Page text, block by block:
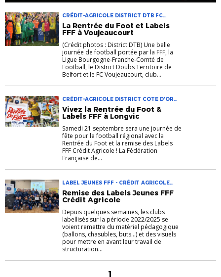
CRÉDIT-AGRICOLE DISTRICT DTB FC
VOUJEAUCOURT FFF LABELS JEUNES FFF
LIGUE BFC RENTRÉE DU FOOT
La Rentrée du Foot et Labels
FFF à Voujeaucourt
(Crédit photos : District DTB) Une belle
journée de football portée par la FFF, la
Ligue Bourgogne-Franche-Comté de
Football, le District Doubs Territoire de
Belfort et le FC Voujeaucourt, club...
CRÉDIT-AGRICOLE DISTRICT COTE D'OR
FFF LABELS JEUNES FFF LIGUE BFC
RENTRÉE DU FOOT
Vivez la Rentrée du Foot &
Labels FFF à Longvic
Samedi 21 septembre sera une journée de
fête pour le football régional avec la
Rentrée du Foot et la remise des Labels
FFF Crédit Agricole ! La Fédération
Française de...
LABEL JEUNES FFF - CRÉDIT AGRICOLE
LABELS JEUNES FFF REMISE LABELS
Remise des Labels Jeunes FFF
Crédit Agricole
Depuis quelques semaines, les clubs
labellisés sur la période 2022/2025 se
voient remettre du matériel pédagogique
(ballons, chasubles, buts…) et des visuels
pour mettre en avant leur travail de
structuration...
1